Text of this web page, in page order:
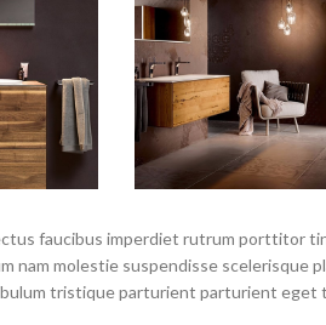
faucibus imperdiet rutrum porttitor
nam molestie suspendisse scelerisque
tristique parturient parturient eget